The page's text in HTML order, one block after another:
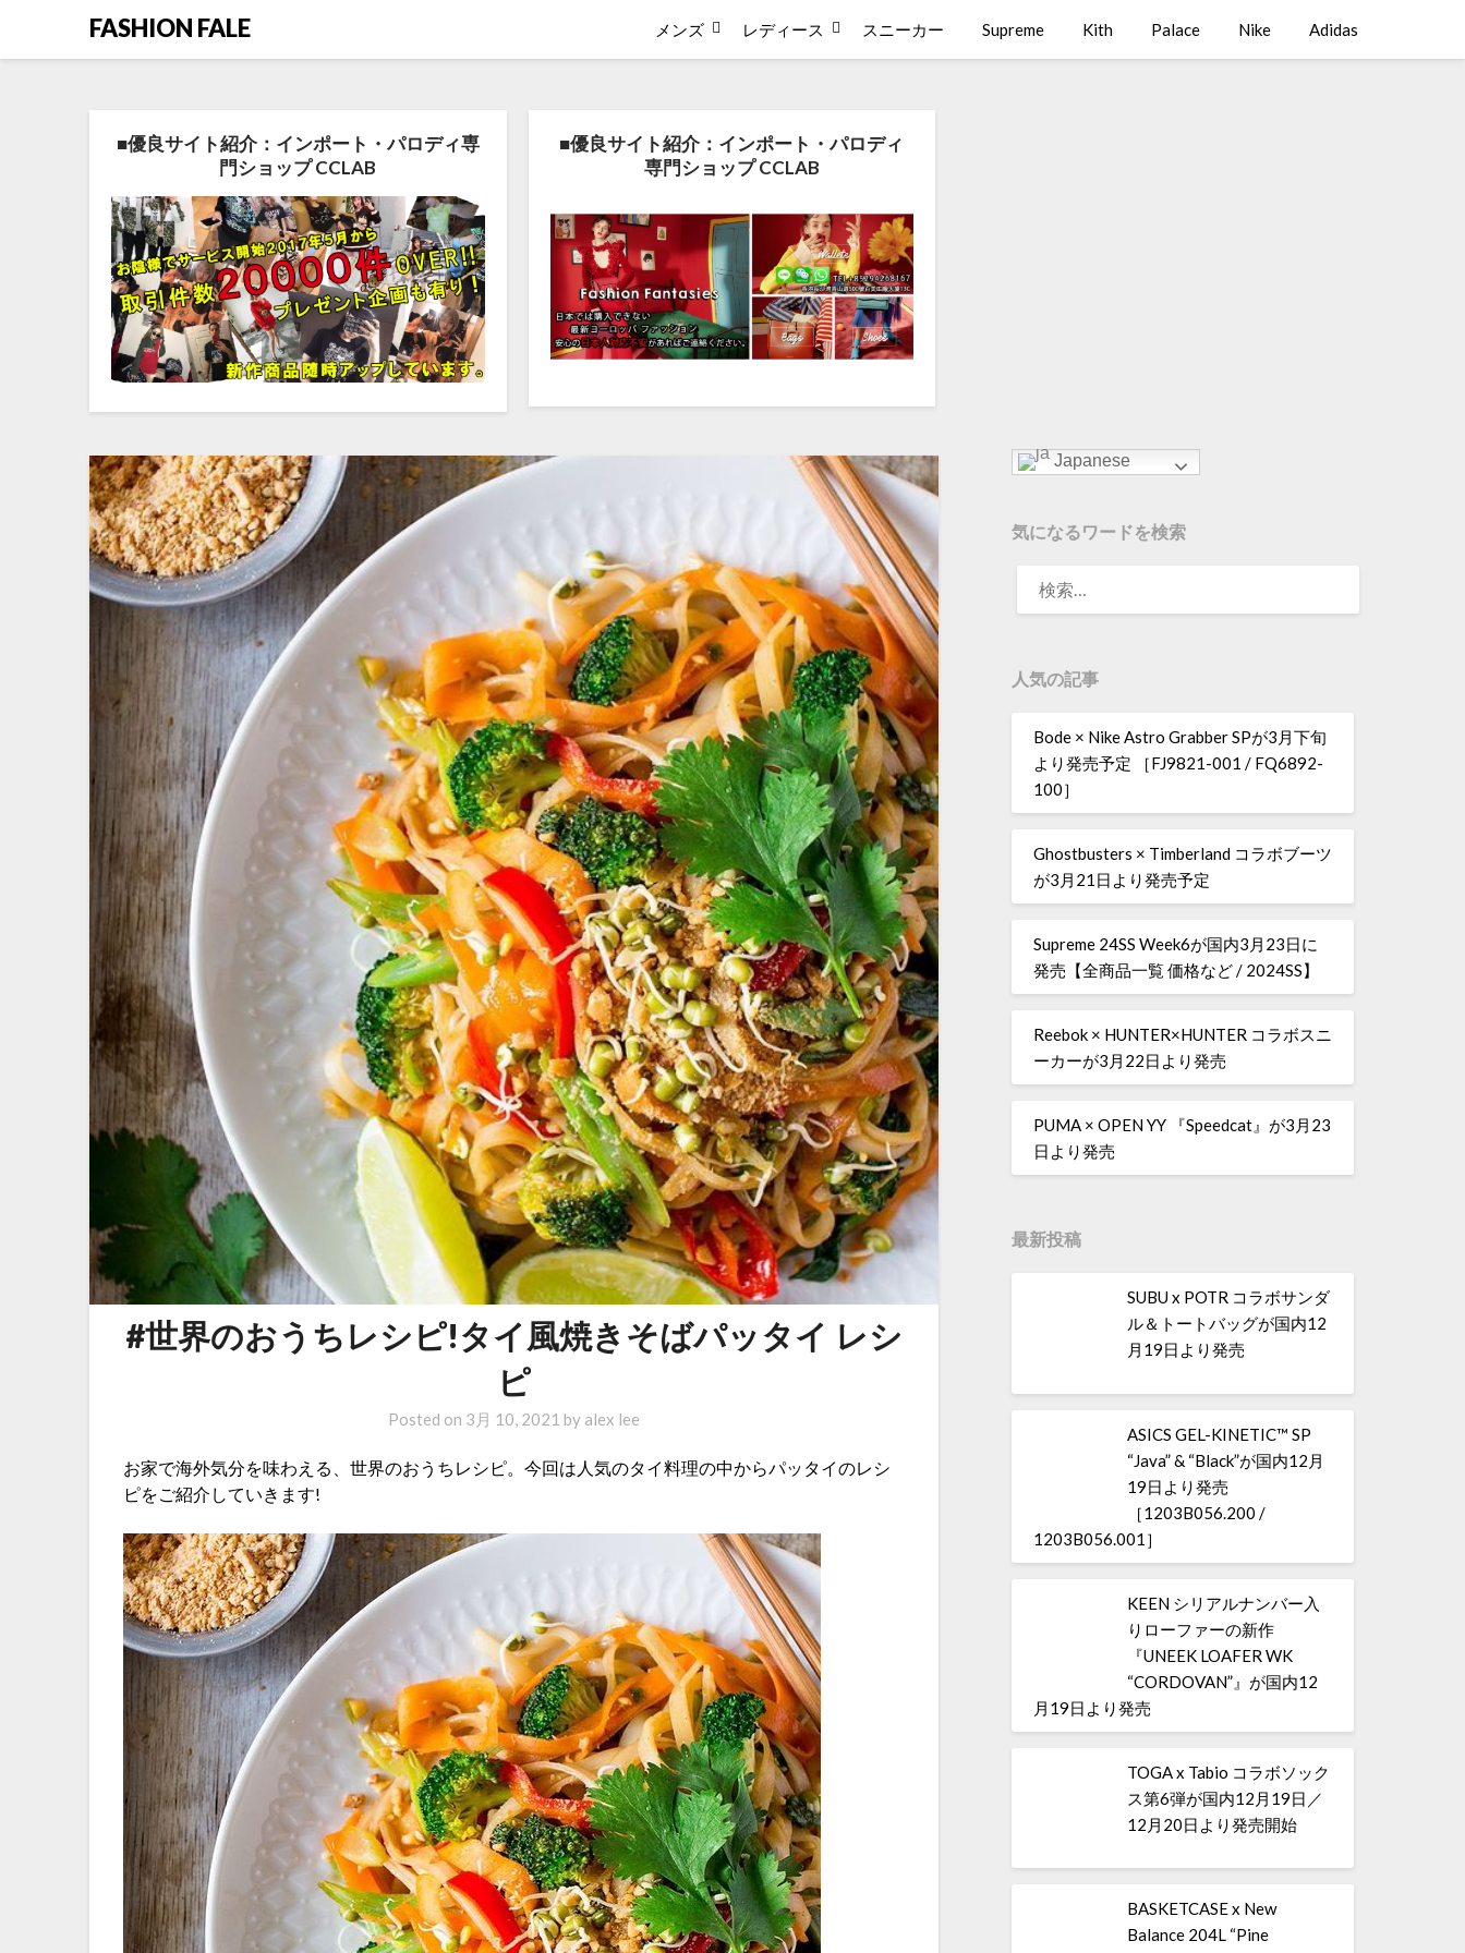
FASHION FALE メンズ レディース スニーカー Supreme Kith Palace Nike Adidas
■優良サイト紹介：インポート・パロディ専
門ショップ CCLAB
■優良サイト紹介：インポート・パロディ
専門ショップ CCLAB
#世界のおうちレシピ!タイ風焼きそばパッタイ レシ
ピ
Posted on 3月 10, 2021 by alex lee
お家で海外気分を味わえる、世界のおうちレシピ。今回は人気のタイ料理の中からパッタイのレシ
ピをご紹介していきます!
Japanese
気になるワードを検索
人気の記事
Bode × Nike Astro Grabber SPが3月下旬
より発売予定 ［FJ9821-001 / FQ6892-
100］
Ghostbusters × Timberland コラボブーツ
が3月21日より発売予定
Supreme 24SS Week6が国内3月23日に
発売【全商品一覧 価格など / 2024SS】
Reebok × HUNTER×HUNTER コラボスニ
ーカーが3月22日より発売
PUMA × OPEN YY 『Speedcat』が3月23
日より発売
最新投稿
SUBU x POTR コラボサンダ
ル＆トートバッグが国内12
月19日より発売
ASICS GEL-KINETIC™ SP
“Java” & “Black”が国内12月
19日より発売
［1203B056.200 /
1203B056.001］
KEEN シリアルナンバー入
りローファーの新作
『UNEEK LOAFER WK
“CORDOVAN”』が国内12
月19日より発売
TOGA x Tabio コラボソック
ス第6弾が国内12月19日／
12月20日より発売開始
BASKETCASE x New
Balance 204L “Pine